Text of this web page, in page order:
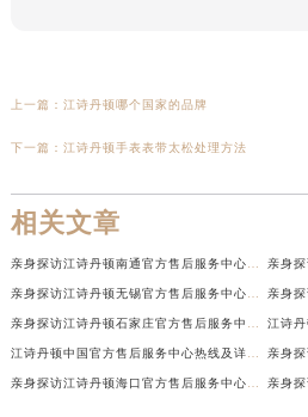
上一篇： 江诗丹顿哪个国家的品牌
下一篇： 江诗丹顿手表表带太松处理方法
相关文章